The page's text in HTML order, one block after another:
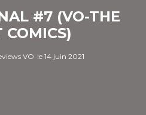
#7 (VO-THE
COMICS)
VO le 14 juin 2021